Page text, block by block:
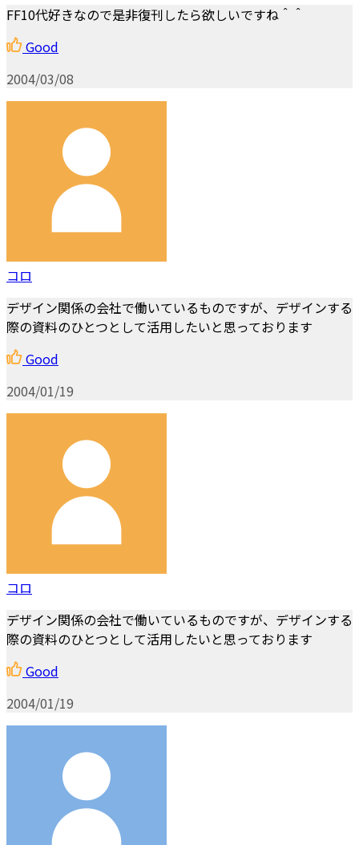
FF10代好きなので是非復刊したら欲しいですね＾＾
Good
2004/03/08
コロ
デザイン関係の会社で働いているものですが、デザインする
際の資料のひとつとして活用したいと思っております
Good
2004/01/19
コロ
デザイン関係の会社で働いているものですが、デザインする
際の資料のひとつとして活用したいと思っております
Good
2004/01/19